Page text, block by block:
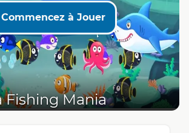
Commencez à Jouer
Fishing Mania